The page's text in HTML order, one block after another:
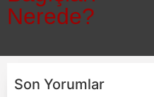
Nerede?
Son Yorumlar